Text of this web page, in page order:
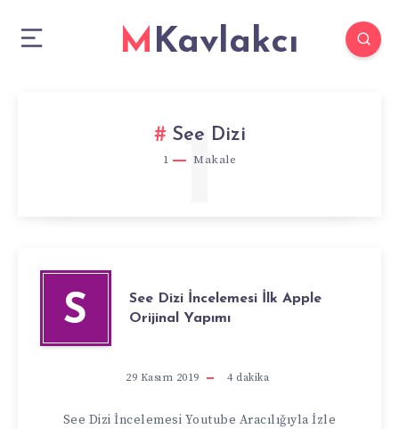
MKavlakcı
See Dizi
1 Makale
1
S
See Dizi İncelemesi İlk Apple
Orijinal Yapımı
29 Kasım 2019 4dakika
See Dizi İncelemesi Youtube Aracılığıyla İzle